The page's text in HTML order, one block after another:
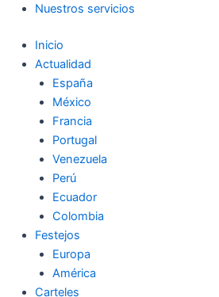
Nuestros servicios
Inicio
Actualidad
España
México
Francia
Portugal
Venezuela
Perú
Ecuador
Colombia
Festejos
Europa
América
Carteles